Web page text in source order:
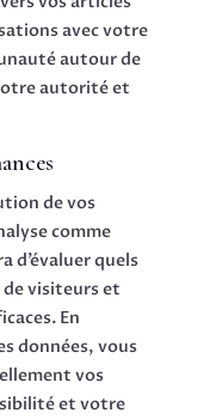
avec votre
autour de
autorité et
de vos
comme
d’évaluer quels
visiteurs et
En
données, vous
vos
et votre